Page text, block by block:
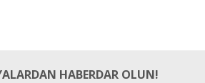
HABERDAR OLUN!